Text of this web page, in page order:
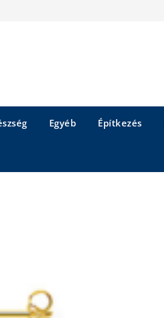
Egyéb Építkezés